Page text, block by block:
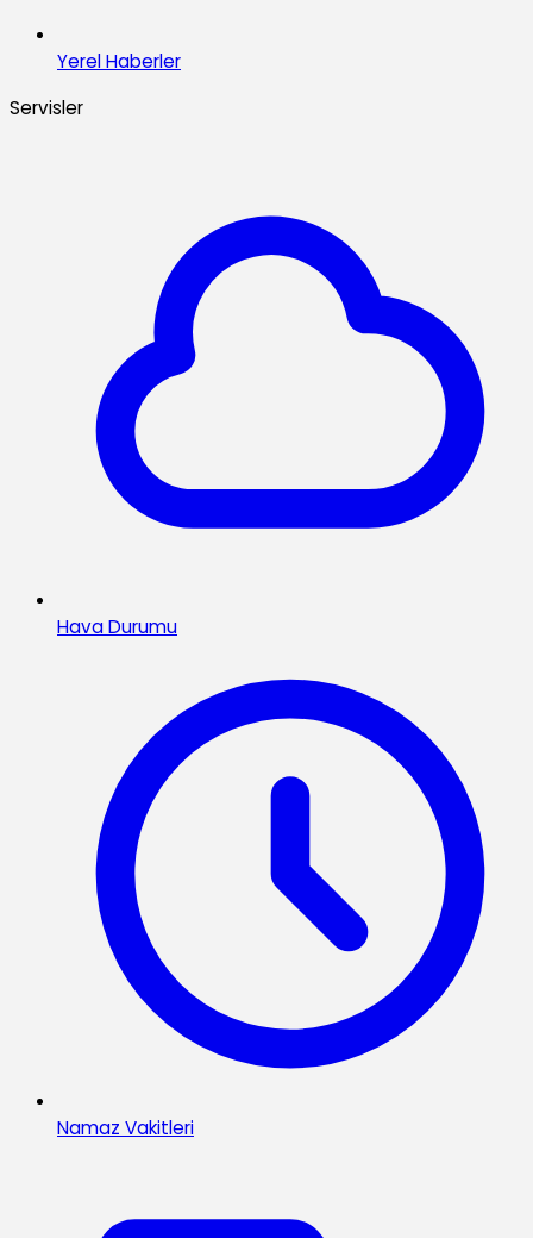
Yerel Haberler
Servisler
Hava Durumu
Namaz Vakitleri